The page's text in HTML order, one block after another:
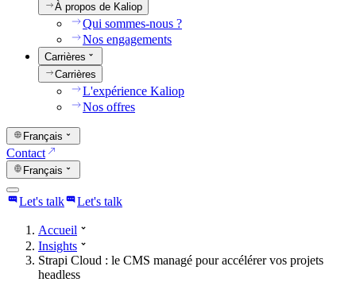
À propos de Kaliop
Qui sommes-nous ?
Nos engagements
Carrières
Carrières
L'expérience Kaliop
Nos offres
Français
Contact
Français
Let's talk Let's talk
Accueil
Insights
Strapi Cloud : le CMS managé pour accélérer vos projets
headless